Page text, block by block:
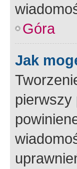
Góra
Jak
pierwszy